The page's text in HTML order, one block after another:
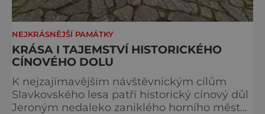
NEJKRÁSNĚJŠÍ PAMÁTKY
KRÁSA I TAJEMSTVÍ HISTORICKÉHO
CÍNOVÉHO DOLU
K nejzajímavějším návštěvnickým cílům
Slavkovského lesa patří historický cínový důl
Jeroným nedaleko zaniklého horního města